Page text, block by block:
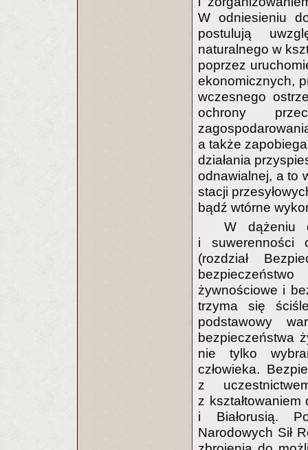
W odniesieniu
postulują
naturalnego w
poprzez
ekonomicznych,
wczesnego
ochrony
a także
działania
odnawialnej, a to
stacji
bądź wtórne
W dążeniu
i suwerenności
(rozdział
żywnościowe i
trzyma się
podstawowy
bezpieczeństwa
nie tylko
człowieka.
z
z
i Białorusią.
Narodowych Sił